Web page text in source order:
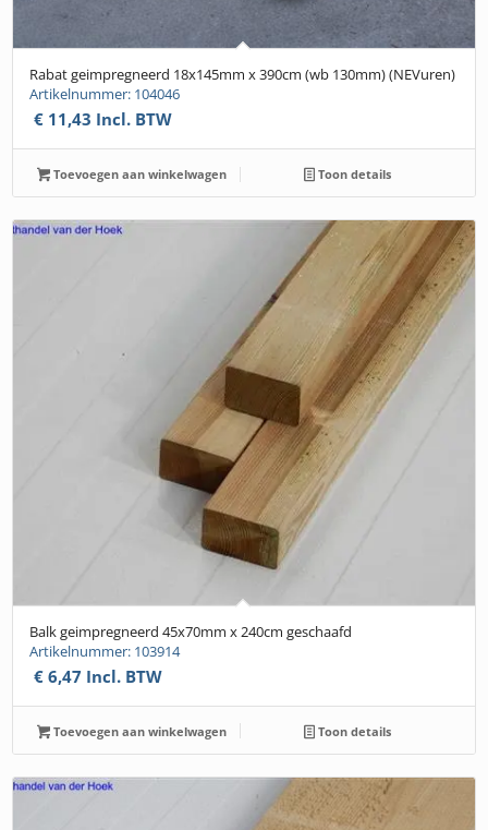
Rabat geimpregneerd 18x145mm x 390cm (wb 130mm) (NEVuren)
Artikelnummer: 104046
€ 11,43 Incl. BTW
Toevoegen aan winkelwagen Toon details
Balk geimpregneerd 45x70mm x 240cm geschaafd
Artikelnummer: 103914
€ 6,47 Incl. BTW
Toevoegen aan winkelwagen Toon details